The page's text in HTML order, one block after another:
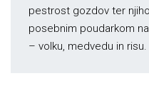
pestrost gozdov ter
posebnim poudarkom
– volku, medvedu in risu.